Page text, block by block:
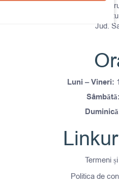
Str.
Jud.
Luni – Vineri:
Sâmbătă:
Termeni
Politica de